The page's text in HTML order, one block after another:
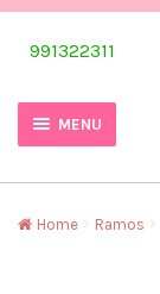
Skip
navigation
Skip
content
991322311
MENU
Home Ramos